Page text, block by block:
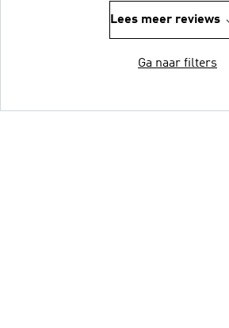
Lees meer reviews
Ga naar filters